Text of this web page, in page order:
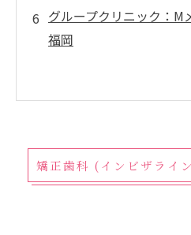
グループクリニック：M
福岡
矯正歯科 (インビザライ